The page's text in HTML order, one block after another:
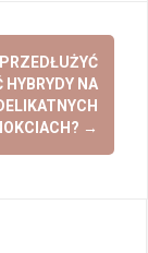
HYBRYDY NA
→